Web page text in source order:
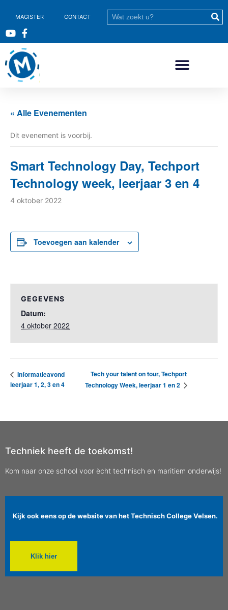
MAGISTER CONTACT
« Alle Evenementen
Dit evenement is voorbij.
Smart Technology Day, Techport
Technology week, leerjaar 3 en 4
4 oktober 2022
Toevoegen aan kalender
GEGEVENS
Datum:
4 oktober 2022
Informatieavond
leerjaar 1, 2, 3 en 4
Tech your talent on tour, Techport
Technology Week, leerjaar 1 en 2
Techniek heeft de toekomst!
Kom naar onze school voor ècht technisch en maritiem onderwijs!
Kijk ook eens op de website van het Technisch College Velsen.
Klik hier